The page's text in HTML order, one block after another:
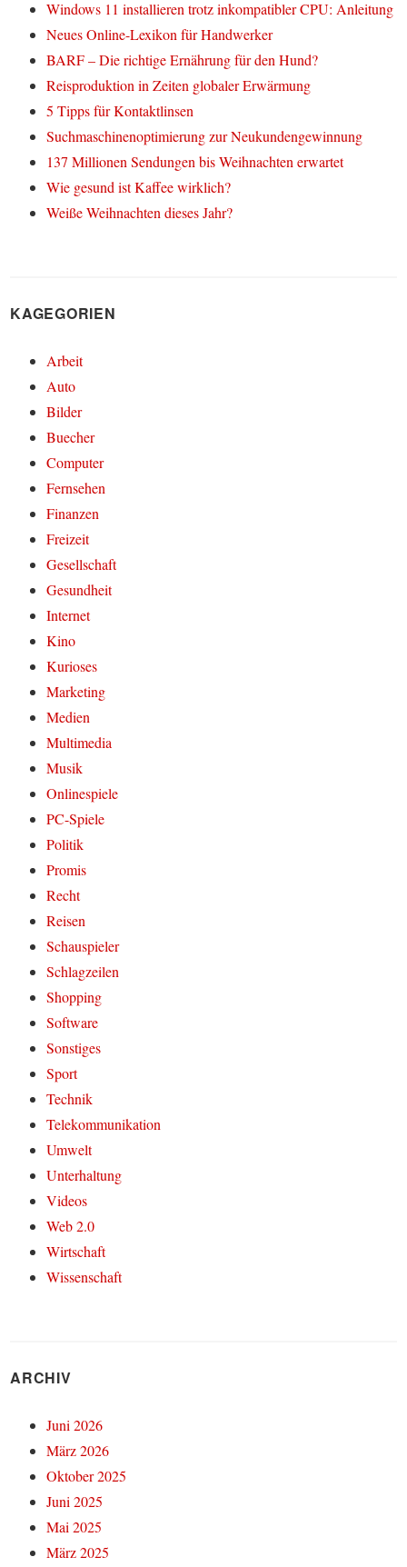
Windows 11 installieren trotz inkompatibler CPU: Anleitung
Neues Online-Lexikon für Handwerker
BARF – Die richtige Ernährung für den Hund?
Reisproduktion in Zeiten globaler Erwärmung
5 Tipps für Kontaktlinsen
Suchmaschinenoptimierung zur Neukundengewinnung
137 Millionen Sendungen bis Weihnachten erwartet
Wie gesund ist Kaffee wirklich?
Weiße Weihnachten dieses Jahr?
KAGEGORIEN
Arbeit
Auto
Bilder
Buecher
Computer
Fernsehen
Finanzen
Freizeit
Gesellschaft
Gesundheit
Internet
Kino
Kurioses
Marketing
Medien
Multimedia
Musik
Onlinespiele
PC-Spiele
Politik
Promis
Recht
Reisen
Schauspieler
Schlagzeilen
Shopping
Software
Sonstiges
Sport
Technik
Telekommunikation
Umwelt
Unterhaltung
Videos
Web 2.0
Wirtschaft
Wissenschaft
ARCHIV
Juni 2026
März 2026
Oktober 2025
Juni 2025
Mai 2025
März 2025